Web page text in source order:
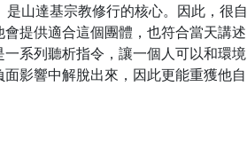
是山達基宗教修行的核心。因此，很自
提供適合這個團體，也符合當天講述
系列聽析指令，讓一個人可以和環境
影響中解脫出來，因此更能重獲他自